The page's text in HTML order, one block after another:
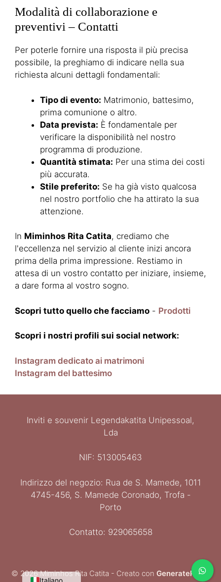
Modalità di collaborazione e
preventivi – Contatti
Per poterle fornire una risposta il più precisa
possibile, la preghiamo di indicare nella sua
richiesta alcuni dettagli fondamentali:
Tipo di evento: Matrimonio, battesimo,
prima comunione o altro.
Data prevista: È fondamentale per
verificare la disponibilità nel nostro
programma di produzione.
Quantità stimata: Per una stima dei costi
più accurata.
Stile preferito: Se ha già visto qualcosa
nel nostro portfolio che ha attirato la sua
attenzione.
In Miminhos Rita Catita, crediamo che
l'eccellenza nel servizio al cliente inizi ancora
prima della prima impressione. Restiamo in
attesa di un vostro contatto per iniziare, insieme,
a dare forma al vostro sogno.
Scopri tutto quello che facciamo - Prodotti
Scopri i nostri profili sui social network:
Instagram dedicato ai matrimoni
Instagram del battesimo
Inviti e souvenir Legendakatita Unipessoal,
Lda
NIF: 513005463
Indirizzo del negozio: Rua de S. Mamede, 1011
4745-456, S. Mamede Coronado, Trofa -
Porto
Contatto: 929065658
© 2026 Miminhos Rita Catita - Creato con GeneratePress
Italiano
Español
Ελληνικά